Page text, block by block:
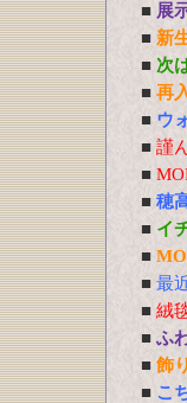
■ 展
■ 新
■ 次
■ 再
■ ウ
■ 謹
■
■ 穂
■ イ
■
■ 最
■ 絨
■ ふ
■ 飾
■ こ